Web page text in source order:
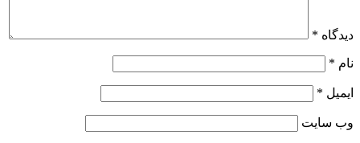
دیدگاه *
نام *
ایمیل *
وب‌ سایت